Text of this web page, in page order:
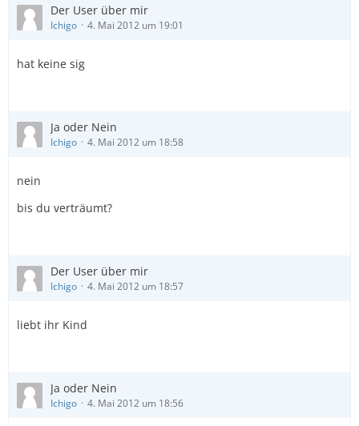
Der User über mir
Ichigo 4. Mai 2012 um 19:01
hat keine sig
Ja oder Nein
Ichigo 4. Mai 2012 um 18:58
nein
bis du verträumt?
Der User über mir
Ichigo 4. Mai 2012 um 18:57
liebt ihr Kind
Ja oder Nein
Ichigo 4. Mai 2012 um 18:56